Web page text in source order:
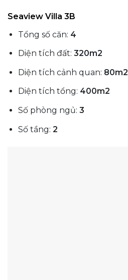
Seaview Villa 3B
Tổng số căn: 4
Diện tích đất: 320m2
Diện tích cảnh quan: 80m2
Diện tích tổng: 400m2
Số phòng ngủ: 3
Số tầng: 2